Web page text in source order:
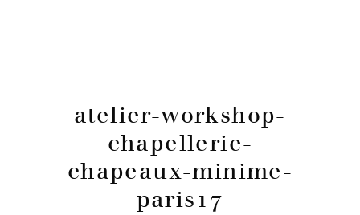
atelier-workshop-
chapellerie-
chapeaux-minime-
paris17